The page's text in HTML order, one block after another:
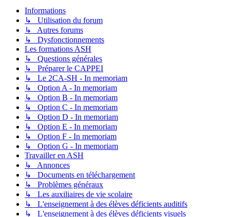
Informations
↳ Utilisation du forum
↳ Autres forums
↳ Dysfonctionnements
Les formations ASH
↳ Questions générales
↳ Préparer le CAPPEI
↳ Le 2CA-SH - In memoriam
↳ Option A - In memoriam
↳ Option B - In memoriam
↳ Option C - In memoriam
↳ Option D - In memoriam
↳ Option E - In memoriam
↳ Option F - In memoriam
↳ Option G - In memoriam
Travailler en ASH
↳ Annonces
↳ Documents en téléchargement
↳ Problèmes généraux
↳ Les auxiliaires de vie scolaire
↳ L'enseignement à des élèves déficients auditifs
↳ L'enseignement à des élèves déficients visuels